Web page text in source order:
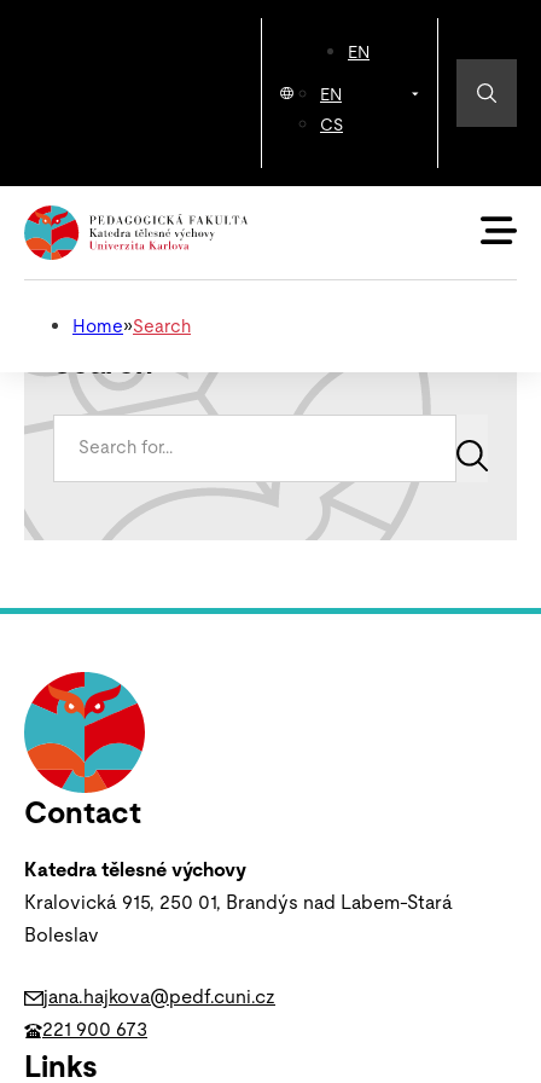
EN
EN
CS
Home»Search
Search
Contact
Katedra tělesné výchovy
Kralovická 915, 250 01, Brandýs nad Labem-Stará
Boleslav
jana.hajkova@pedf.cuni.cz
221 900 673
Links